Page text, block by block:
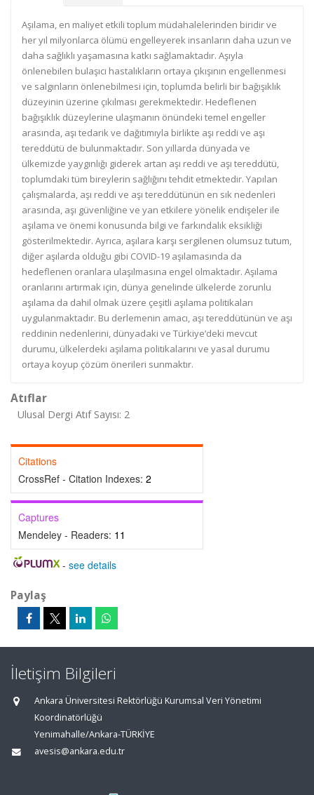
Aşılama, en maliyet etkili toplum müdahalelerinden biridir ve
her yıl milyonlarca ölümü engelleyerek insanların daha uzun ve
daha sağlıklı yaşamasına katkı sağlamaktadır. Aşıyla
önlenebilen bulaşıcı hastalıkların ortaya çıkışının engellenmesi
ve salgınların önlenebilmesi için, toplumda belirli bir bağışıklık
düzeyinin üzerine çıkılması gerekmektedir. Hedeflenen
bağışıklık düzeylerine ulaşmanın önündeki temel engeller
arasında, aşı tedarik ve dağıtımıyla birlikte aşı reddi ve aşı
tereddütü de bulunmaktadır. Son yıllarda dünyada ve
ülkemizde yaygınlığı giderek artan aşı reddi ve aşı tereddütü,
toplumdaki tüm bireylerin sağlığını tehdit etmektedir. Yapılan
çalışmalarda, aşı reddi ve aşı tereddütünün en sık nedenleri
arasında, aşı güvenliğine ve yan etkilere yönelik endişeler ile
aşılama ve önemi konusunda bilgi ve farkındalık eksikliği
gösterilmektedir. Ayrıca, aşılara karşı sergilenen olumsuz tutum,
diğer aşılarda olduğu gibi COVID-19 aşılamasında da
hedeflenen oranlara ulaşılmasına engel olmaktadır. Aşılama
oranlarını artırmak için, dünya genelinde ülkelerde zorunlu
aşılama da dahil olmak üzere çeşitli aşılama politikaları
uygulanmaktadır. Bu derlemenin amacı, aşı tereddütünün ve aşı
reddinin nedenlerini, dünyadaki ve Türkiye’deki mevcut
durumu, ülkelerdeki aşılama politikalarını ve yasal durumu
ortaya koyup çözüm önerileri sunmaktır.
Atıflar
Ulusal Dergi Atıf Sayısı: 2
Citations
CrossRef - Citation Indexes: 2
Captures
Mendeley - Readers: 11
- see details
Paylaş
İletişim Bilgileri
Ankara Üniversitesi Rektörlüğü Kurumsal Veri Yönetimi
Koordinatörlüğü
Yenimahalle/Ankara-TÜRKİYE
avesis@ankara.edu.tr